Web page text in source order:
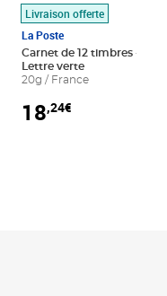
au panier
Livraison offerte
La Poste
Carnet de 12 timbres - Le
Lettre verte
20g / France
18,24€